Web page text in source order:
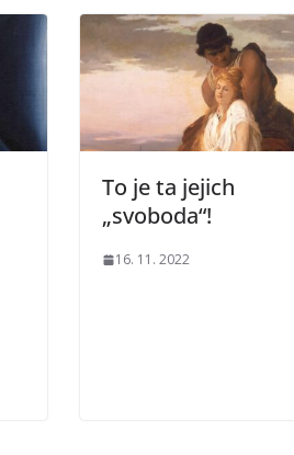
To je ta jejich
„svoboda“!
16. 11. 2022